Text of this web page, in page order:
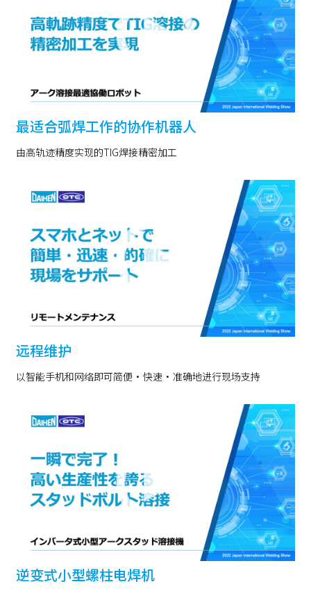
最适合弧焊工作的协作机器人
由高轨迹精度实现的TIG焊接精密加工
远程维护
以智能手机和网络即可简便・快速・准确地进行现场支持
逆变式小型螺柱电焊机